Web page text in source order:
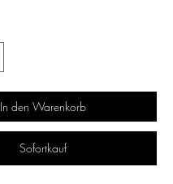
In den Warenkorb
Sofortkauf